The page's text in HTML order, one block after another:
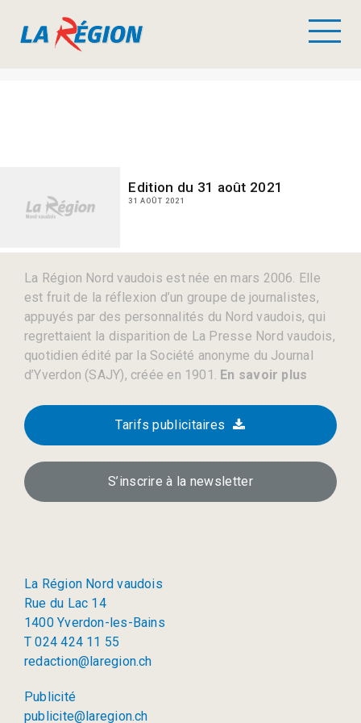
Edition du 31 août 2021
31 AOÛT 2021
La Région Nord vaudois est née en mars 2006. Elle
est fruit de la réflexion d’un groupe de journalistes,
appuyés par des personnalités du Nord vaudois, qui
regrettaient la disparition de La Presse Nord vaudois,
quotidien édité par la Société anonyme du Journal
d’Yverdon (SAJY), créée en 1901. En savoir plus
Tarifs publicitaires
S’inscrire à la newsletter
La Région Nord vaudois
Rue du Lac 14
1400 Yverdon-les-Bains
T 024 424 11 55
redaction@laregion.ch
Publicité
publicite@laregion.ch